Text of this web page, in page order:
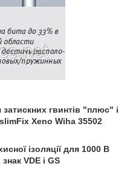
гвинтів "плюс" і
Xeno Wiha 35502
ізоляції для 1000 В
VDE і GS